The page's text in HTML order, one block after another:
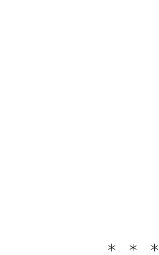
＊ ＊ ＊